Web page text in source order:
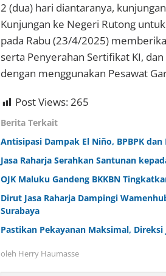
2 (dua) hari diantaranya,
Kunjungan ke Negeri Rutong
pada Rabu (23/4/2025)
serta Penyerahan Sertifikat KI,
dengan menggunakan Pesawat
Post Views:265
Berita Terkait
Antisipasi Dampak El Niño, BPBPK
Jasa Raharja Serahkan Santunan
OJK Maluku Gandeng BKKBN
Dirut Jasa Raharja Dampingi
Surabaya
Pastikan Pekayanan Maksimal,
oleh Herry Haumasse